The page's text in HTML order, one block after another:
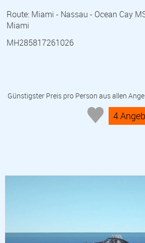
Route: Miami - Nassau - Ocean Cay
Miami
MH285817261026
Günstigster Preis pro Person aus allen
4